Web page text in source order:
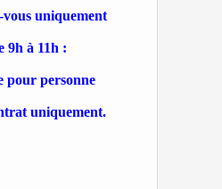
uniquement
9h à 11h :
pour personne
uniquement.